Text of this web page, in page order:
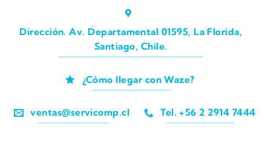
Dirección. Av. Departamental 01595, La Florida,
Santiago, Chile.
¿Cómo llegar con Waze?
ventas@servicomp.cl Tel. +56 2 2914 7444